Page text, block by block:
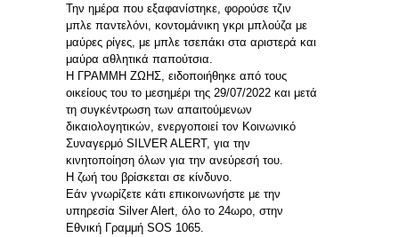
Την ημέρα που εξαφανίστηκε, φορούσε τζιν
μπλε παντελόνι, κοντομάνικη γκρι μπλούζα με
μαύρες ρίγες, με μπλε τσεπάκι στα αριστερά και
μαύρα αθλητικά παπούτσια.
Η ΓΡΑΜΜΗ ΖΩΗΣ, ειδοποιήθηκε από τους
οικείους του το μεσημέρι της 29/07/2022 και μετά
τη συγκέντρωση των απαιτούμενων
δικαιολογητικών, ενεργοποιεί τον Κοινωνικό
Συναγερμό SILVER ALERT, για την
κινητοποίηση όλων για την ανεύρεσή του.
Η ζωή του βρίσκεται σε κίνδυνο.
Εάν γνωρίζετε κάτι επικοινωνήστε με την
υπηρεσία Silver Alert, όλο το 24ωρο, στην
Εθνική Γραμμή SOS 1065.